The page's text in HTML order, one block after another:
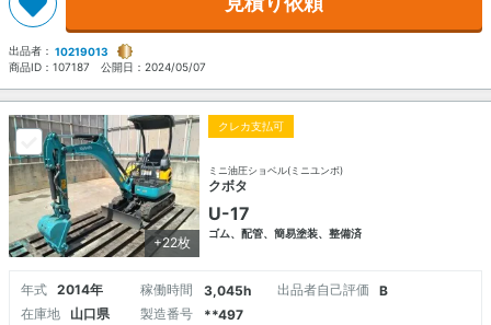
出品者： 10219013
商品ID： 107187 公開日： 2024/05/07
+22枚
クレカ支払可
ミニ油圧ショベル(ミニユンボ)
クボタ
U-17
ゴム、配管、簡易塗装、整備済
年式 2014年 稼働時間 3,045h 出品者自己評価
B
在庫地
山口県 製造番号 **497